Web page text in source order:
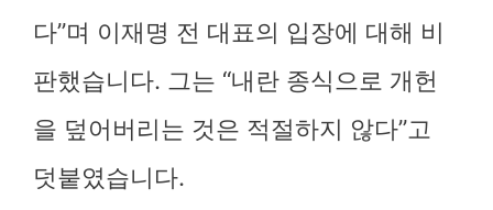
다”며 이재명 전 대표의 입장에 대해 비
판했습니다. 그는 “내란 종식으로 개헌
을 덮어버리는 것은 적절하지 않다”고
덧붙였습니다.